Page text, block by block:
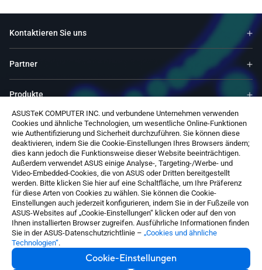
ASUSTeK COMPUTER INC. und verbundene Unternehmen verwenden
Cookies und ähnliche Technologien, um wesentliche Online-Funktionen
wie Authentifizierung und Sicherheit durchzuführen. Sie können diese
deaktivieren, indem Sie die Cookie-Einstellungen Ihres Browsers ändern;
dies kann jedoch die Funktionsweise dieser Website beeinträchtigen.
Außerdem verwendet ASUS einige Analyse-, Targeting-/Werbe- und
Video-Embedded-Cookies, die von ASUS oder Dritten bereitgestellt
werden. Bitte klicken Sie hier auf eine Schaltfläche, um Ihre Präferenz
für diese Arten von Cookies zu wählen. Sie können die Cookie-
Einstellungen auch jederzeit konfigurieren, indem Sie in der Fußzeile von
ASUS-Websites auf „Cookie-Einstellungen“ klicken oder auf den von
Ihnen installierten Browser zugreifen. Ausführliche Informationen finden
Sie in der ASUS-Datenschutzrichtlinie – „Cookies und ähnliche
Technologien“.
Cookie-Einstellungen
Kontaktieren Sie uns
Partner
Produkte
Ressourcen
Service & Programme
Über ASUS
Germany / Deutsch